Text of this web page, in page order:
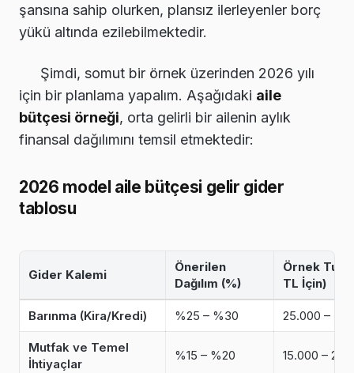
şansına sahip olurken, plansız ilerleyenler borç
yükü altında ezilebilmektedir.
Şimdi, somut bir örnek üzerinden 2026 yılı
için bir planlama yapalım. Aşağıdaki aile
bütçesi örneği, orta gelirli bir ailenin aylık
finansal dağılımını temsil etmektedir:
2026 model aile bütçesi gelir gider
tablosu
Gider Kalemi
Önerilen
Dağılım (%)
Örnek
TL İçin)
Barınma (Kira/Kredi) %25 – %30 25.000 –
Mutfak ve Temel
İhtiyaçlar
%15 – %20 15.000 –